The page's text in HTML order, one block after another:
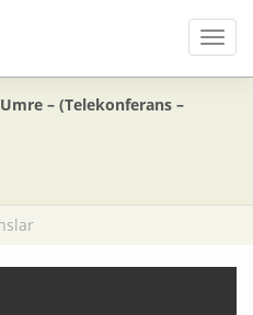
Menü
– (Telekonferans –